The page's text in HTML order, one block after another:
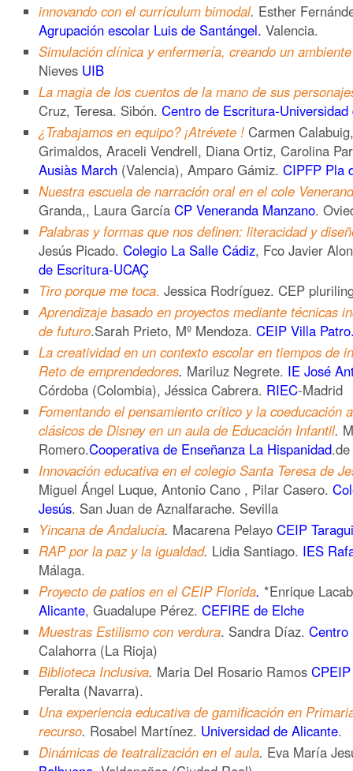
innovando con el currículum bimodal. Esther
Agrupación escolar Luis de Santángel. Valencia.
Simulación clínica y enfermería, creando un
Nieves UIB
La magia de los cuentos de la mano de sus
Cruz, Teresa. Sibón. Centro de Escritura-Universidad
¿Trabajamos en equipo? ¡Atrévete ! Carmen
Grimaldos, Araceli Vendrell, Diana Ortiz, Carolina
Ausiàs March (Valencia), Amparo Gámiz. CIPFP Pla
Nuestra escuela de narración oral en el cole
Granda,, Laura García CP Veneranda Manzano.
Palabras y formas que nos definen: literacidad y
Jesús Picado. Colegio La Salle Cádiz, Fco Javier
de Escritura-UCAÇ
Tiro porque me toca. Jessica Rodríguez. CEP
Aprendizaje basado en proyectos mediante técnicas
de futuro.Sarah Prieto, Mº Mendoza. CEIP Villa
La creatividad en un contexto escolar en tiempos de
Reto de emprendedores. Mariluz Negrete. IE José
Córdoba (Colombia), Jéssica Cabrera. RIEC-Madrid
Fomentando el pensamiento crítico y la coeducación
clásicos de Disney en un aula de Educación Infantil.
Romero.Cooperativa de Enseñanza La Hispanidad
Innovación educativa en el colegio Santa Teresa de
Miguel Ángel Luque, Antonio Cano , Pilar Casero.
Jesús. San Juan de Aznalfarache. Sevilla
Yincana de Andalucía. Macarena Pelayo CEIP
RAP por la paz y la igualdad. Lidia Santiago. IES
Málaga.
Proyecto de patios en el CEIP Florida. *Enrique
Alicante, Guadalupe Pérez. CEFIRE de Elche
Muestras Estilismo con verdura. Sandra Díaz. Centro
Calahorra (La Rioja)
Biblioteca Inclusiva. Maria Del Rosario Ramos
Peralta (Navarra).
Una experiencia educativa de gamificación en
recurso. Rosabel Martínez. Universidad de Alicante.
Dinámicas de teatralización en el aula. Eva María